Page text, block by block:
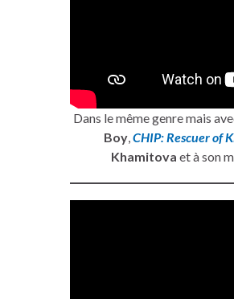
Dans le même genre mais
Boy,CHIP: Rescuer of
Khamitova et à son